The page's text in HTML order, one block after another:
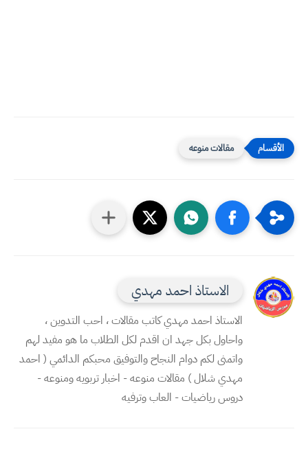
مقالات منوعه
الاستاذ احمد مهدي
الاستاذ احمد مهدي كاتب مقالات ، احب التدوين ،
واحاول بكل جهد ان اقدم لكل الطلاب ما هو مفيد لهم
واتمنى لكم دوام النجاح والتوفيق محبكم الدائمي ( احمد
مهدي شلال ) مقالات منوعه - اخبار تربويه ومنوعه -
دروس رياضيات - العاب وترفيه